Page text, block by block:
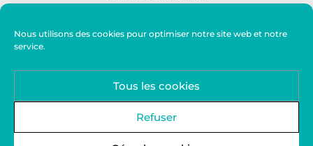
Nous utilisons des cookies pour optimiser notre site web et notre
service.
Tous les cookies
Refuser